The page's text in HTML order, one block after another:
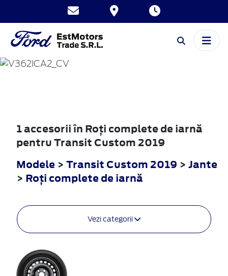
TRANSIT
CUSTOM
1 accesorii în Roţi complete de iarnă
pentru Transit Custom 2019
Modele > Transit Custom 2019 > Jante
> Roţi complete de iarnă
Vezi categorii